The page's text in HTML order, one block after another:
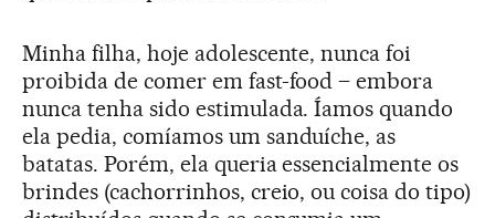
Minha filha, hoje adolescente, nunca foi
proibida de comer em fast-food – embora
nunca tenha sido estimulada. Íamos quando
ela pedia, comíamos um sanduíche, as
batatas. Porém, ela queria essencialmente os
brindes (cachorrinhos, creio, ou coisa do tipo)